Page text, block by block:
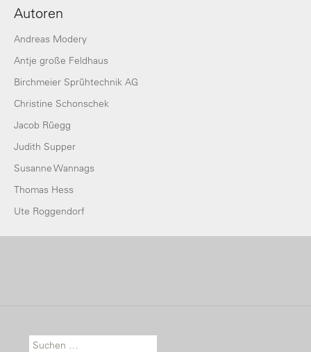
Autoren
Andreas Modery
Antje große Feldhaus
Birchmeier Sprühtechnik AG
Christine Schonschek
Jacob Rüegg
Judith Supper
Susanne Wannags
Thomas Hess
Ute Roggendorf
Suche nach: